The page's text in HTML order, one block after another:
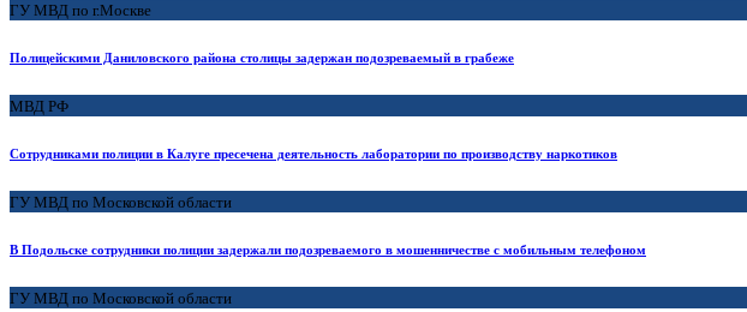
ГУ МВД по г.Москве
Полицейскими Даниловского района столицы задержан подозреваемый в грабеже
МВД РФ
Сотрудниками полиции в Калуге пресечена деятельность лаборатории по производству наркотиков
ГУ МВД по Московской области
В Подольске сотрудники полиции задержали подозреваемого в мошенничестве с мобильным телефоном
ГУ МВД по Московской области